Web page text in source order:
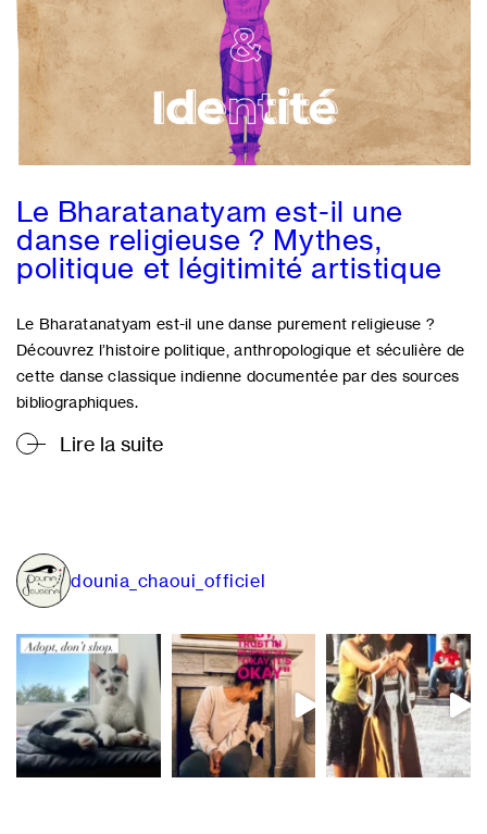
Le Bharatanatyam est-il une
danse religieuse ? Mythes,
politique et légitimité artistique
Le Bharatanatyam est-il une danse purement religieuse ?
Découvrez l’histoire politique, anthropologique et séculière de
cette danse classique indienne documentée par des sources
bibliographiques.
Lire la suite
dounia_chaoui_officiel